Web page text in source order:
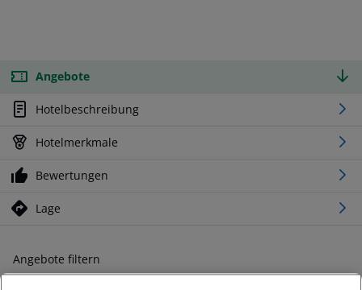
Angebote
Hotelbeschreibung
Hotelmerkmale
Bewertungen
Lage
Angebote filtern
Ändern Sie Ihre Kriterien nach Ihren Wünschen